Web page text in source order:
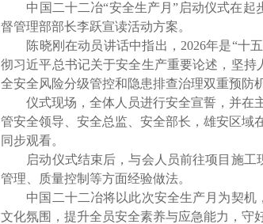
中国二十二冶“安全生产月”启动仪式在起
督管理部部长李跃宣读活动方案。
陈晓刚在动员讲话中指出，2026年是“十五
彻习近平总书记关于安全生产重要论述，坚
全安全风险分级管控和隐患排查治理双重预防
仪式现场，全体人员进行安全宣誓，并在主
管安全领导、安全总监、安全部长，雄安区域
同步观看。
启动仪式结束后，与会人员前往项目施工
管理、质量控制等方面经验做法。
中国二十二冶将以此次安全生产月为契机
文化氛围，提升全员安全素养与应急能力，守